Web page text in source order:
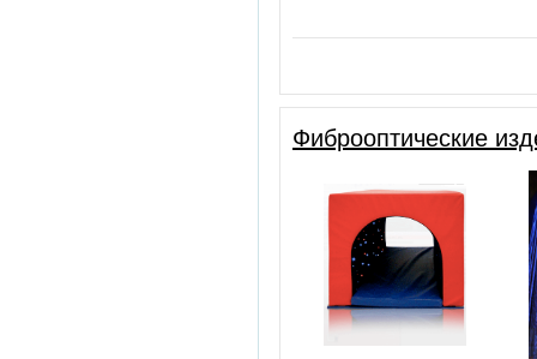
Фиброоптические